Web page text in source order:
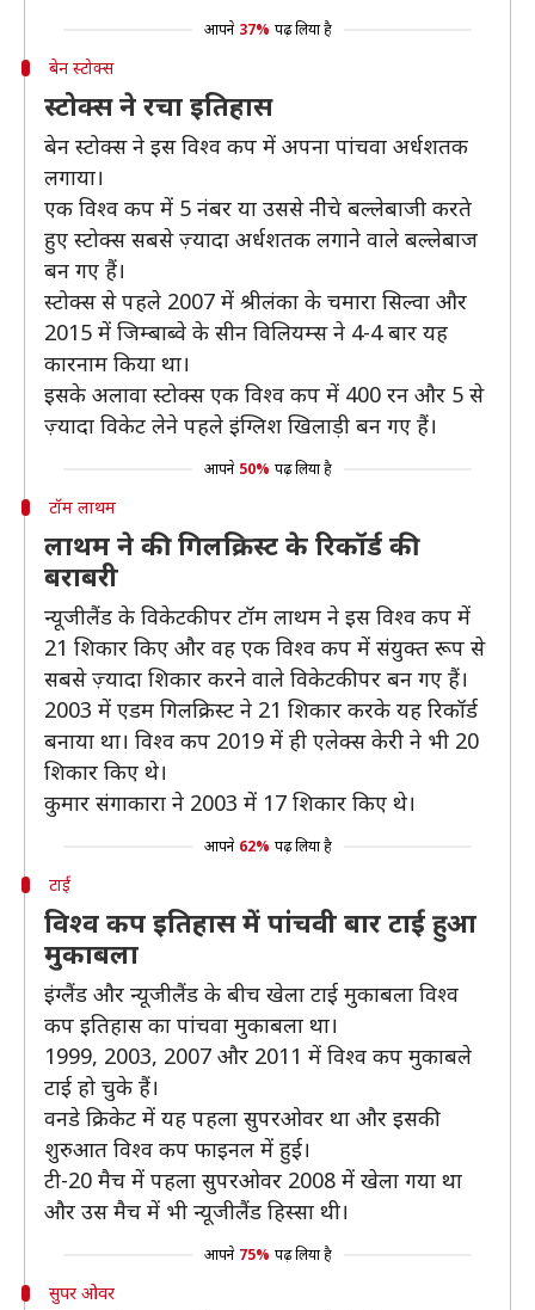
आपने 37% पढ़ लिया है
बेन स्टोक्स
स्टोक्स ने रचा इतिहास
बेन स्टोक्स ने इस विश्व कप में अपना पांचवा अर्धशतक
लगाया।
एक विश्व कप में 5 नंबर या उससे नीेचे बल्लेबाजी करते
हुए स्टोक्स सबसे ज़्यादा अर्धशतक लगाने वाले बल्लेबाज
बन गए हैं।
स्टोक्स से पहले 2007 में श्रीलंका के चमारा सिल्वा और
2015 में जिम्बाब्वे के सीन विलियम्स ने 4-4 बार यह
कारनाम किया था।
इसके अलावा स्टोक्स एक विश्व कप में 400 रन और 5 से
ज़्यादा विकेट लेने पहले इंग्लिश खिलाड़ी बन गए हैं।
आपने 50% पढ़ लिया है
टॉम लाथम
लाथम ने की गिलक्रिस्ट के रिकॉर्ड की
बराबरी
न्यूजीलैंड के विकेटकीपर टॉम लाथम ने इस विश्व कप में
21 शिकार किए और वह एक विश्व कप में संयुक्त रूप से
सबसे ज़्यादा शिकार करने वाले विकेटकीपर बन गए हैं।
2003 में एडम गिलक्रिस्ट ने 21 शिकार करके यह रिकॉर्ड
बनाया था। विश्व कप 2019 में ही एलेक्स केरी ने भी 20
शिकार किए थे।
कुमार संगाकारा ने 2003 में 17 शिकार किए थे।
आपने 62% पढ़ लिया है
टाई
विश्व कप इतिहास में पांचवी बार टाई हुआ
मुकाबला
इंग्लैंड और न्यूजीलैंड के बीच खेला टाई मुकाबला विश्व
कप इतिहास का पांचवा मुकाबला था।
1999, 2003, 2007 और 2011 में विश्व कप मुकाबले
टाई हो चुके हैं।
वनडे क्रिकेट में यह पहला सुपरओवर था और इसकी
शुरुआत विश्व कप फाइनल में हुई।
टी-20 मैच में पहला सुपरओवर 2008 में खेला गया था
और उस मैच में भी न्यूजीलैंड हिस्सा थी।
आपने 75% पढ़ लिया है
सुपर ओवर